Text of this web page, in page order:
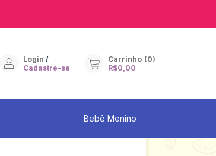
Login /
Cadastre-se
Carrinho (0)
R$0,00
Bebê Menino